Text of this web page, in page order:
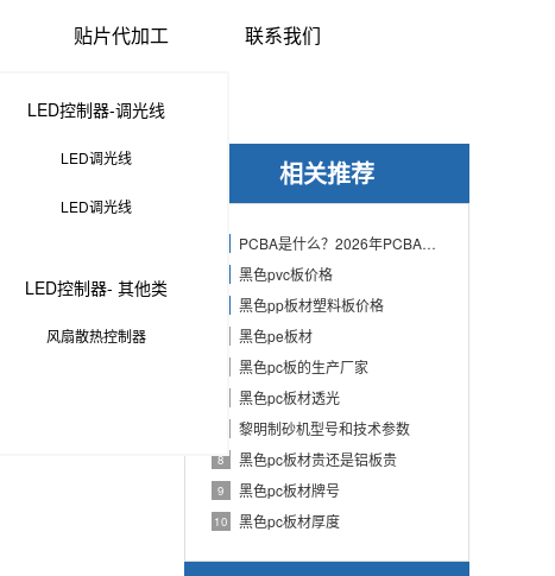
LED控制器-调光线
LED调光线
LED调光线
LED控制器- 其他类
风扇散热控制器
贴片代加工 联系我们
相关推荐
PCBA是什么？2026年PCBA制造与代工指南：专业方案、流程与应用
黑色pvc板价格
黑色pp板材塑料板价格
黑色pe板材
黑色pc板的生产厂家
黑色pc板材透光
黎明制砂机型号和技术参数
8 黑色pc板材贵还是铝板贵
9 黑色pc板材牌号
10 黑色pc板材厚度